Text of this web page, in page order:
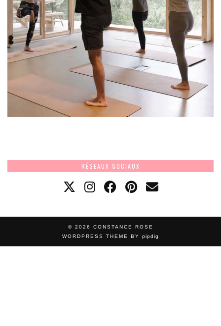
RÉSEAUX SOCIAUX
© 2026 CONSTANCE ROSE
WORDPRESS THEME BY pipdig